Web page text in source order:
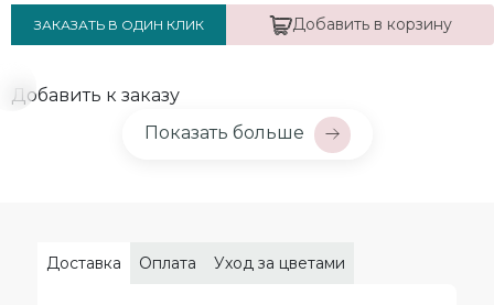
ЗАКАЗАТЬ В ОДИН КЛИК Добавить в корзину
Добавить к заказу
Показать больше
Доставка Оплата Уход за цветами